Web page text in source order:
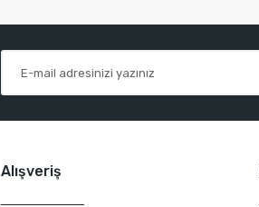
Alışveriş